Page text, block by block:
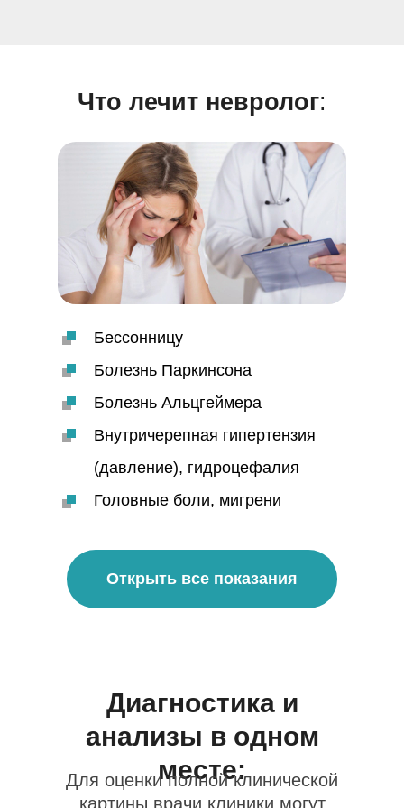
Что лечит невролог:
Бессонницу
Болезнь Паркинсона
Болезнь Альцгеймера
Внутричерепная гипертензия
(давление), гидроцефалия
Головные боли, мигрени
Открыть все показания
Диагностика и
анализы в одном
месте:
Для оценки полной клинической
картины врачи клиники могут